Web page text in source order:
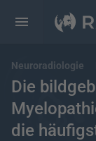
Neuroradiologie
Die
die